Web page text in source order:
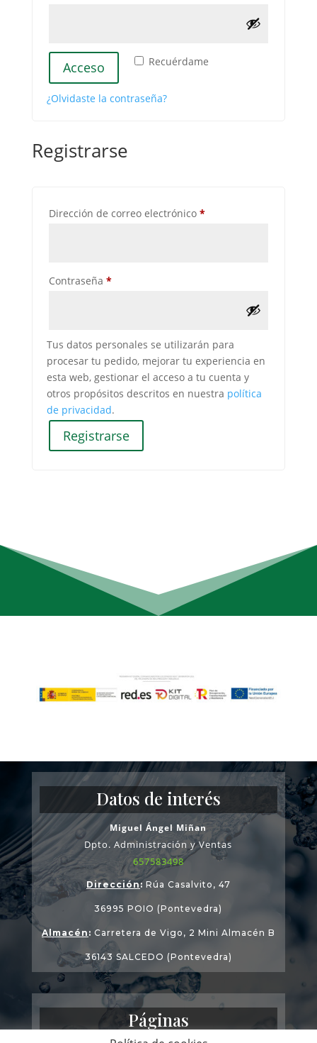
Recuérdame
Acceso
¿Olvidaste la contraseña?
Registrarse
Dirección de correo electrónico *Obligatorio
Contraseña *Obligatorio
Tus datos personales se utilizarán para
procesar tu pedido, mejorar tu experiencia en
esta web, gestionar el acceso a tu cuenta y
otros propósitos descritos en nuestra política
de privacidad.
Registrarse
Datos de interés
Miguel Ángel Miñan
Dpto. Administración y Ventas
657583498
Dirección: Rúa Casalvito, 47
36995 POIO (Pontevedra)
Almacén : Carretera de Vigo, 2 Mini Almacén B
36143 SALCEDO (Pontevedra)
Páginas